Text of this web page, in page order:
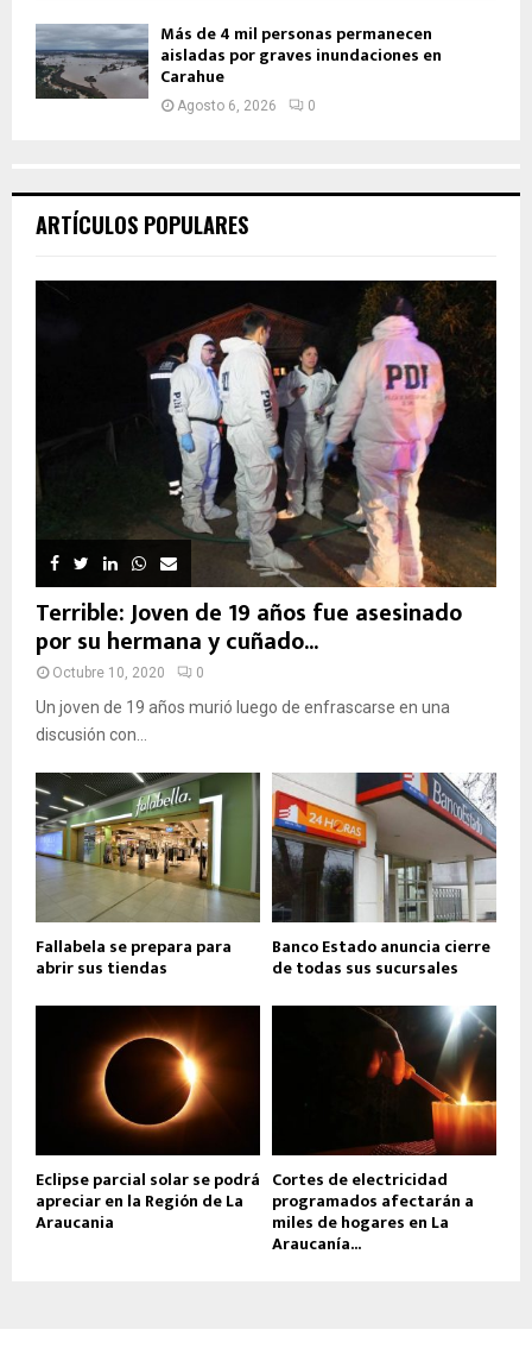
Más de 4 mil personas permanecen
aisladas por graves inundaciones en
Carahue
Agosto 6, 2026 0
ARTÍCULOS POPULARES
Terrible: Joven de 19 años fue asesinado
por su hermana y cuñado...
Octubre 10, 2020 0
Un joven de 19 años murió luego de enfrascarse en una
discusión con...
Fallabela se prepara para
abrir sus tiendas
Banco Estado anuncia cierre
de todas sus sucursales
Eclipse parcial solar se podrá
apreciar en la Región de La
Araucania
Cortes de electricidad
programados afectarán a
miles de hogares en La
Araucanía...